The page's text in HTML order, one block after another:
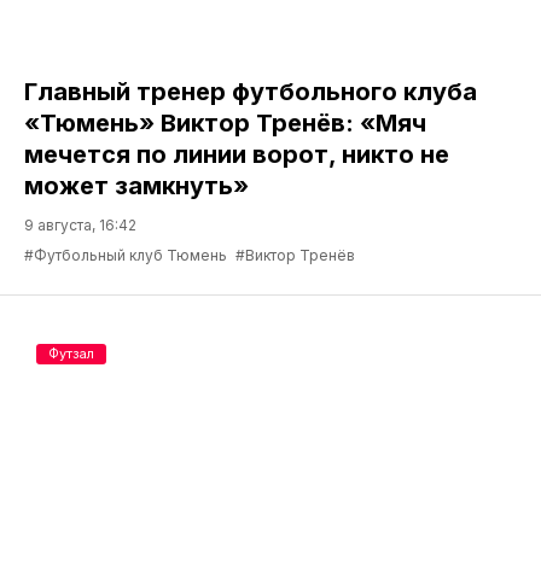
Главный тренер футбольного клуба
«Тюмень» Виктор Тренёв: «Мяч
мечется по линии ворот, никто не
может замкнуть»
9 августа, 16:42
#Футбольный клуб Тюмень #Виктор Тренёв
Футзал